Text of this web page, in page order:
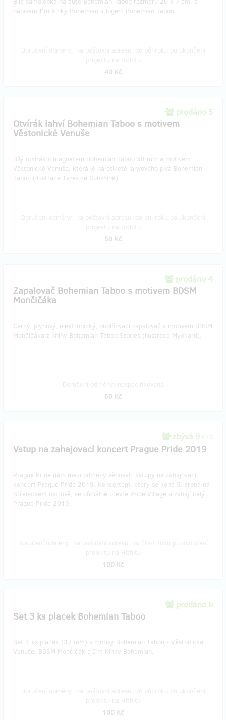
nápisem I'm Kinky Bohemian a logem Bohemian Taboo
40 Kč
prodáno 5
Otvírák lahví Bohemian Taboo s motivem
Věstonické Venuše
Bílý otvírák s magnetem Bohemian Taboo 58 mm a motivem
Věstonické Venuše, která je na etiketě lahvového piva Bohemian
Taboo (ilustrace Tvzex ze Sunshine).
50 Kč
prodáno 4
Zapalovač Bohemian Taboo s motivem BDSM
Mončičáka
Černý, plynový, elektronický, doplňovací zapalovač s motivem BDSM
Mončičáka z knihy Bohemian Taboo Stories (ilustrace Myokard).
60 Kč
zbývá 9 z 10
Vstup na zahajovací koncert Prague Pride 2019
Prague Pride nám mezi odměny věnovali vstupy na zahajovací
koncert Prague Pride 2019. Koncertem, který se koná 5. srpna na
Střeleckém ostrově, se oficiálně otevře Pride Village a zahájí celý
Prague Pride 2019.
100 Kč
prodáno 6
Set 3 ks placek Bohemian Taboo
Set 3 ks placek (37 mm) s motivy Bohemian Taboo - Věstonická
Venuše, BDSM Mončičák a I'm Kinky Bohemian.
100 Kč